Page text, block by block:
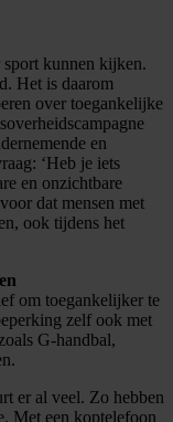
sport kunnen kijken.
Het is daarom
over toegankelijke
en
‘Heb je iets
en onzichtbare
dat mensen met
ook tijdens het
om toegankelijker te
zelf ook met
G-handbal,
er al veel. Zo hebben
Met een koptelefoon